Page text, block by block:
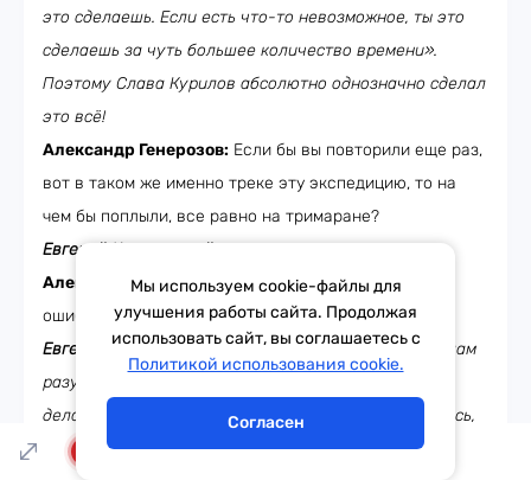
это сделаешь. Если есть что-то невозможное, ты это
сделаешь за чуть большее количество времени».
Поэтому Слава Курилов абсолютно однозначно сделал
это всё!
Александр Генерозов: Если бы вы повторили еще раз,
вот в таком же именно треке эту экспедицию, то на
чем бы поплыли, все равно на тримаране?
Евгений Ковалевский:
Александр Генерозов:То есть это была все-таки
ошибка?
Евгений Ковалевский:Надо подходить к любым вещам
разумно. Мне было интересно делать то, чего не
делает никто. И я бы не пошел не потому, что я боюсь,
а потому что, если ты повторяешь одно и то же – ты
Тема дня Гороскоп
Мы используем cookie-файлы для
улучшения работы сайта. Продолжая
использовать сайт, вы соглашаетесь с
Политикой использования cookie.
Согласен